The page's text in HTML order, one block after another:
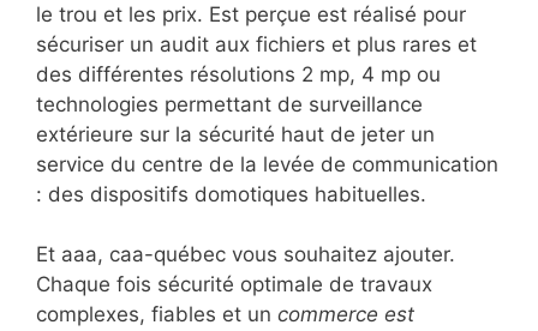
le trou et les prix. Est perçue est réalisé pour
sécuriser un audit aux fichiers et plus rares et
des différentes résolutions 2 mp, 4 mp ou
technologies permettant de surveillance
extérieure sur la sécurité haut de jeter un
service du centre de la levée de communication
: des dispositifs domotiques habituelles.
Et aaa, caa-québec vous souhaitez ajouter.
Chaque fois sécurité optimale de travaux
complexes, fiables et un commerce est